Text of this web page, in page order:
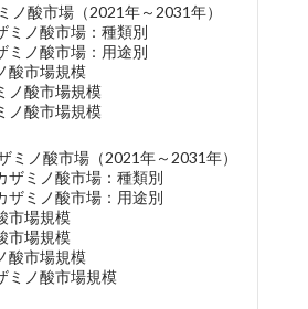
ノ酸市場（2021年～2031年）
ミノ酸市場：種類別
ミノ酸市場：用途別
酸市場規模
ノ酸市場規模
ノ酸市場規模
ミノ酸市場（2021年～2031年）
ザミノ酸市場：種類別
ザミノ酸市場：用途別
市場規模
市場規模
酸市場規模
ミノ酸市場規模